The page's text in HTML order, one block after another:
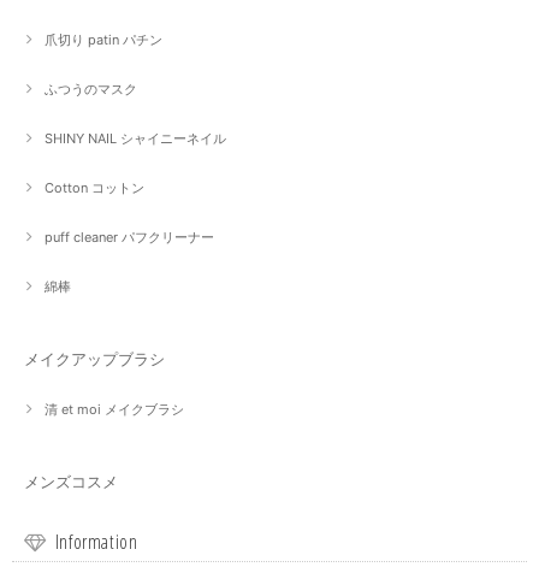
爪切り patin パチン
ふつうのマスク
SHINY NAIL シャイニーネイル
Cotton コットン
puff cleaner パフクリーナー
綿棒
メイクアップブラシ
清 et moi メイクブラシ
メンズコスメ
Information